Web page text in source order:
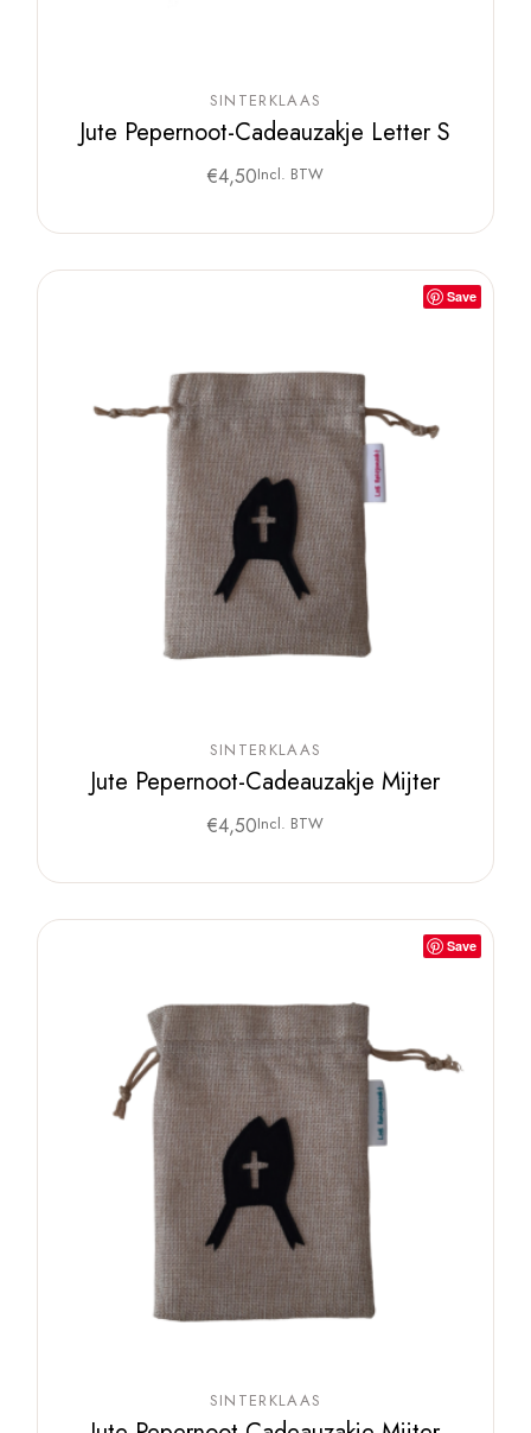
SINTERKLAAS
Jute Pepernoot-Cadeauzakje Letter S
€4,50Incl. BTW
Save
SINTERKLAAS
Jute Pepernoot-Cadeauzakje Mijter
€4,50Incl. BTW
Save
SINTERKLAAS